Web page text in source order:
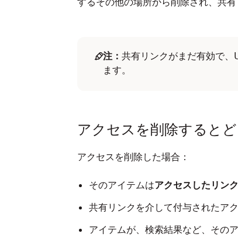
注： 共有リンクがまだ有効で、
ます。
アクセスを削除すると
アクセスを削除した場合：
そのアイテムはアクセスしたリンク
共有リンクを介して付与されたア
アイテムが、検索結果など、その